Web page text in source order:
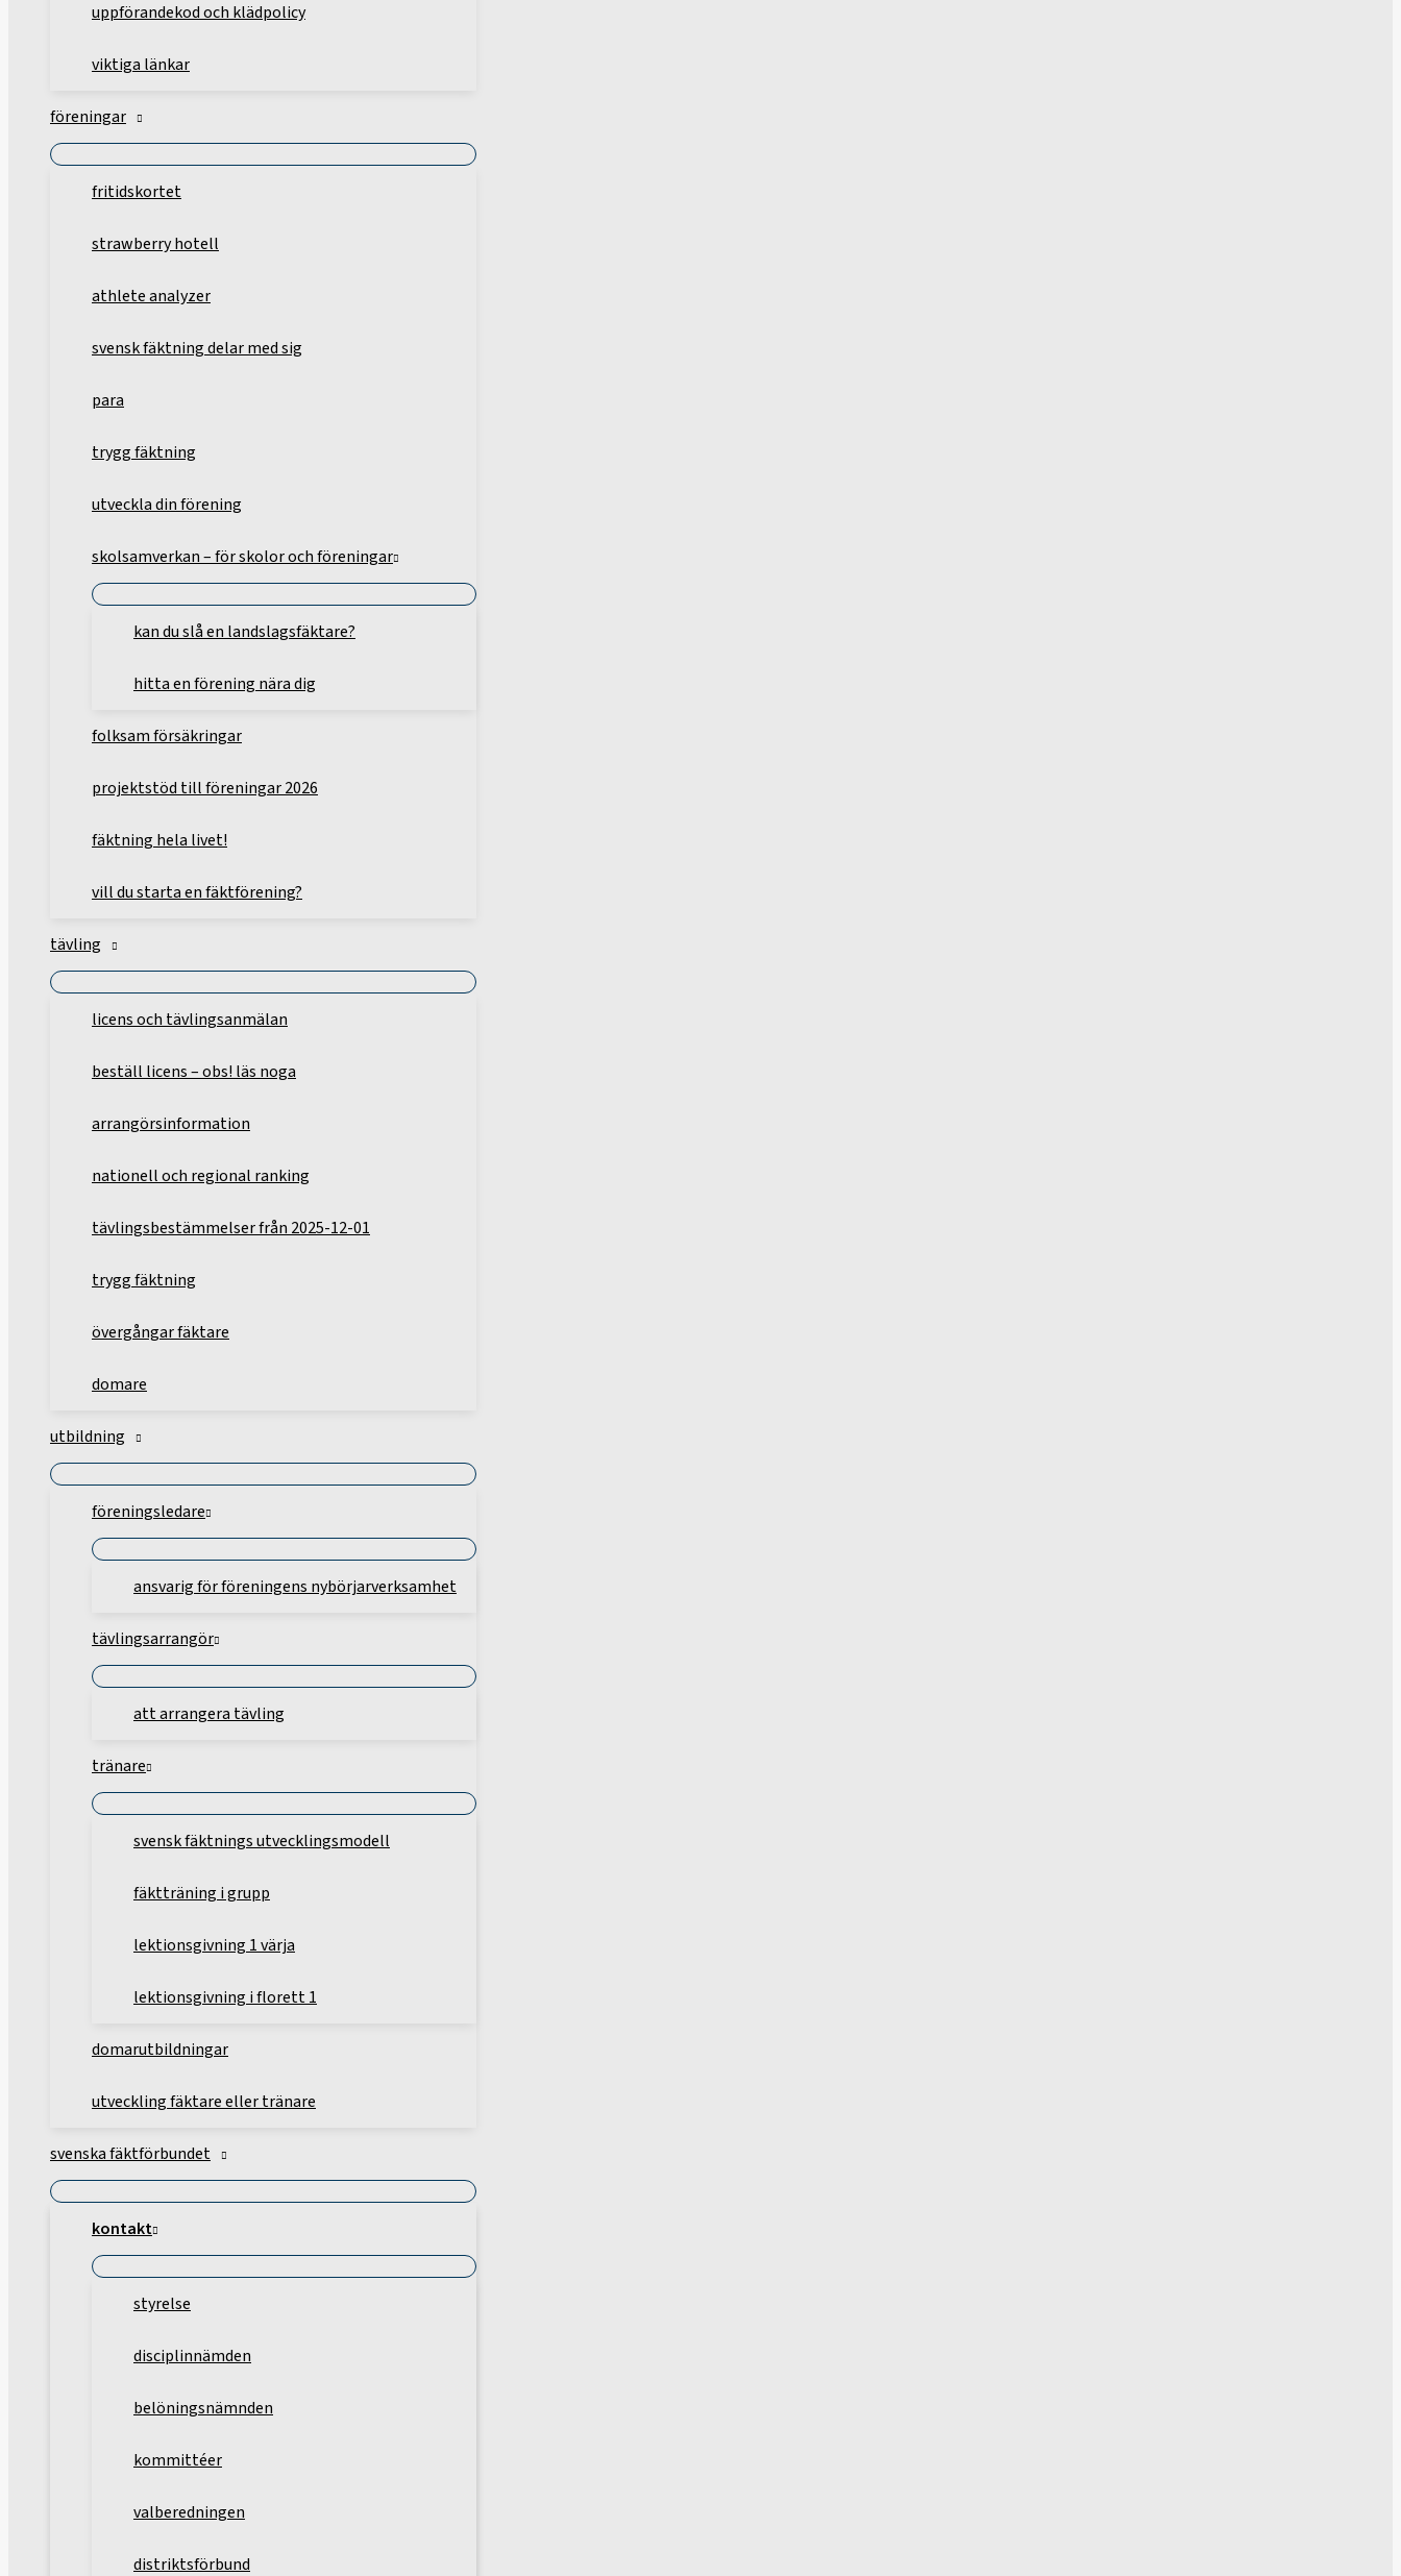
uppförandekod och klädpolicy
viktiga länkar
föreningar
fritidskortet
strawberry hotell
athlete analyzer
svensk fäktning delar med sig
para
trygg fäktning
utveckla din förening
skolsamverkan – för skolor och föreningar
kan du slå en landslagsfäktare?
hitta en förening nära dig
folksam försäkringar
projektstöd till föreningar 2026
fäktning hela livet!
vill du starta en fäktförening?
tävling
licens och tävlingsanmälan
beställ licens – obs! läs noga
arrangörsinformation
nationell och regional ranking
tävlingsbestämmelser från 2025-12-01
trygg fäktning
övergångar fäktare
domare
utbildning
föreningsledare
ansvarig för föreningens nybörjarverksamhet
tävlingsarrangör
att arrangera tävling
tränare
svensk fäktnings utvecklingsmodell
fäktträning i grupp
lektionsgivning 1 värja
lektionsgivning i florett 1
domarutbildningar
utveckling fäktare eller tränare
svenska fäktförbundet
kontakt
styrelse
disciplinnämden
belöningsnämnden
kommittéer
valberedningen
distriktsförbund